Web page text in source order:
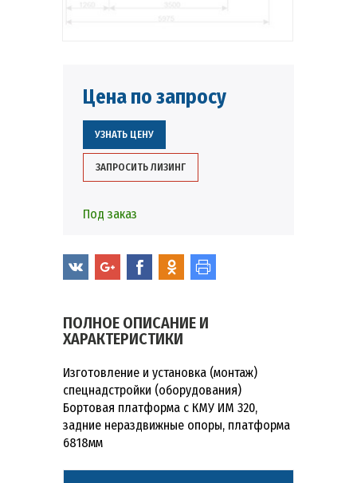
Цена по запросу
УЗНАТЬ ЦЕНУ
ЗАПРОСИТЬ ЛИЗИНГ
Под заказ
ПОЛНОЕ ОПИСАНИЕ И
ХАРАКТЕРИСТИКИ
Изготовление и установка (монтаж)
спецнадстройки (оборудования)
Бортовая платформа с КМУ ИМ 320,
задние нераздвижные опоры, платформа
6818мм